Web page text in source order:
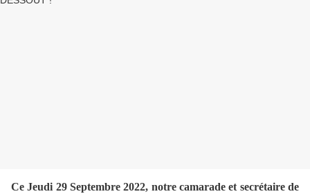
Ce Jeudi 29 Septembre 2022, notre camarade et secrétaire de